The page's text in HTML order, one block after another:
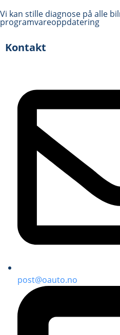
Vi kan stille diagnose på alle
programvareoppdatering
Kontakt
post@oauto.no